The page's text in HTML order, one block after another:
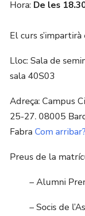
Hora: De les
El curs s’impartirà
Lloc: Sala de
sala 40S03
Adreça: Campus
25-27. 08005
Fabra Com arribar?
Preus de la
– Alumni
– Socis de